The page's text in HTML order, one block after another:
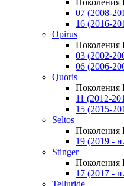
Поколения
07 (2008-
16 (2016-
Opirus
Поколения
03 (2002-
06 (2006-
Quoris
Поколения
11 (2012-
15 (2015-
Seltos
Поколения
19 (2019 -
Stinger
Поколения
17 (2017 -
Telluride